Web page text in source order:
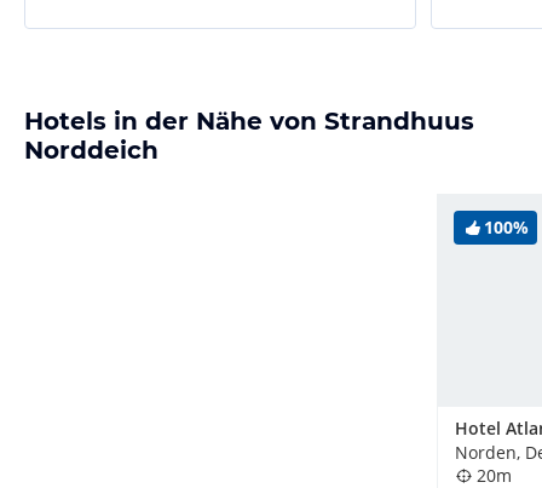
Hotels in der Nähe von Strandhuus
Norddeich
100%
Hotel
Norden,
20m